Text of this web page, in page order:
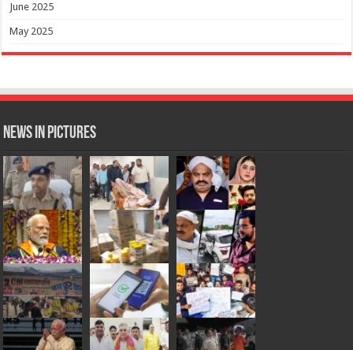
June 2025
May 2025
News in Pictures